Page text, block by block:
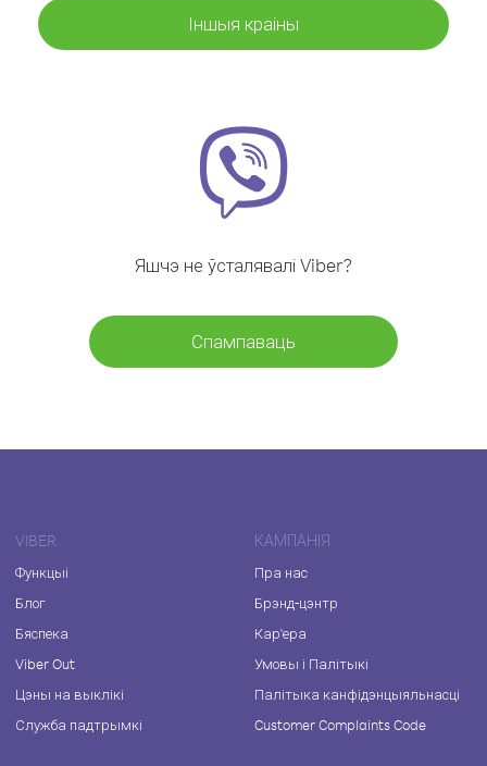
Іншыя краіны
Яшчэ не ўсталявалі Viber?
Спампаваць
VIBER
Функцыі
Блог
Бяспека
Viber Out
Цэны на выклікі
Служба падтрымкі
КАМПАНІЯ
Пра нас
Брэнд-цэнтр
Кар'ера
Умовы і Палітыкі
Палітыка канфідэнцыяльнасці
Customer Complaints Code